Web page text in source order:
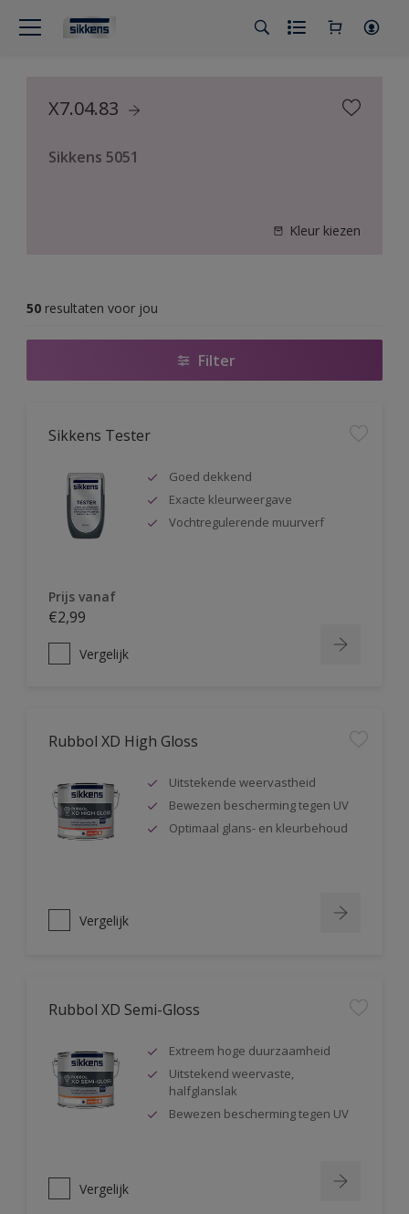
X7.04.83
Sikkens 5051
Kleur kiezen
50 resultaten voor jou
Filter
Sikkens Tester
Goed dekkend
Exacte kleurweergave
Vochtregulerende muurverf
Prijs vanaf
€2,99
Vergelijk
Rubbol XD High Gloss
Uitstekende weervastheid
Bewezen bescherming tegen UV
Optimaal glans- en kleurbehoud
Vergelijk
Rubbol XD Semi-Gloss
Extreem hoge duurzaamheid
Uitstekend weervaste,
halfglanslak
Bewezen bescherming tegen UV
Vergelijk